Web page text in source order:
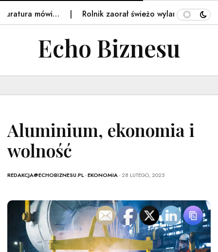
mówi… Rolnik zaorał świeżo wylany asfalt na drodze.
Echo Biznesu
Aluminium, ekonomia i
wolność
REDAKCJA@ECHOBIZNESU.PL-EKONOMIA- 28 LUTEGO, 2025